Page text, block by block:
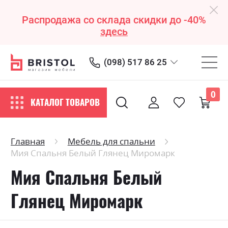
Распродажа со склада скидки до -40%
здесь
(098) 517 86 25
КАТАЛОГ ТОВАРОВ
0
Главная
Мебель для спальни
Мия Спальня Белый Глянец Миромарк
Мия Спальня Белый
Глянец Миромарк